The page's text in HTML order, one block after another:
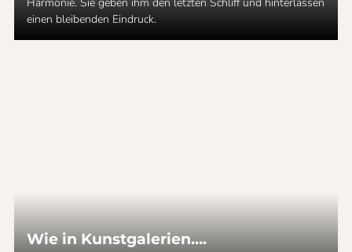
Harmonie. Sie geben ihm den letzten Schliff und hinterlassen
einen bleibenden Eindruck.
Wie in Kunstgalerien….